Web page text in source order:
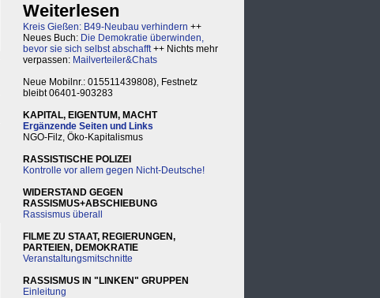
Weiterlesen
Kreis Gießen: B49-Neubau verhindern ++
Neues Buch: Die Demokratie überwinden,
bevor sie sich selbst abschafft++ Nichts mehr
verpassen: Mailverteiler&Chats
Neue Mobilnr.: 015511439808), Festnetz
bleibt 06401-903283
KAPITAL, EIGENTUM, MACHT
Ergänzende Seiten und Links
NGO-Filz, Öko-Kapitalismus
RASSISTISCHE POLIZEI
Kontrolle vor allem gegen Nicht-Deutsche!
WIDERSTAND GEGEN
RASSISMUS+ABSCHIEBUNG
Rassismus überall
FILME ZU STAAT, REGIERUNGEN,
PARTEIEN, DEMOKRATIE
Veranstaltungsmitschnitte
RASSISMUS IN "LINKEN" GRUPPEN
Einleitung